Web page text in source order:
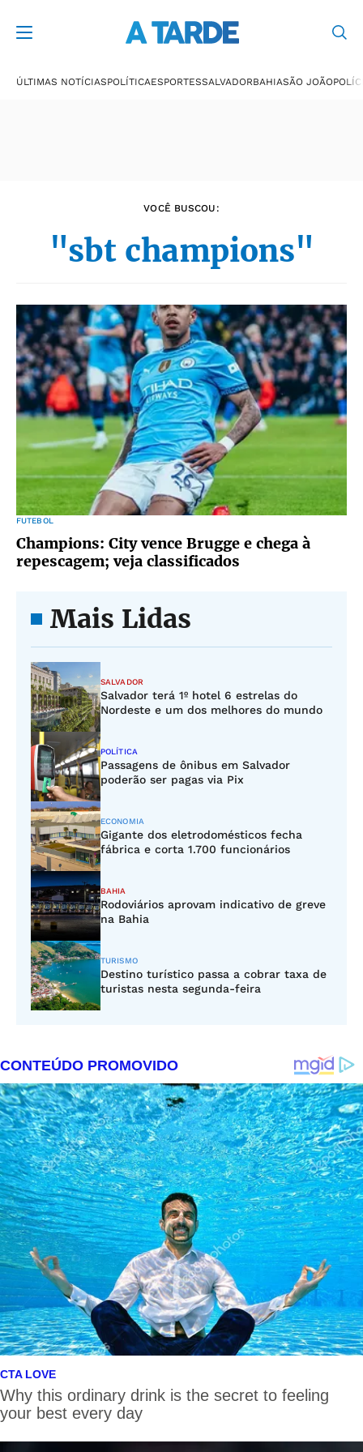
ÚLTIMAS NOTÍCIASPOLÍTICAESPORTESSALVADORBAHIASÃO JOÃO
VOCÊ BUSCOU:
"sbt champions"
FUTEBOL
Champions: City vence Brugge e chega à
repescagem; veja classificados
Mais Lidas
SALVADOR
Salvador terá 1º hotel 6 estrelas do
Nordeste e um dos melhores do mundo
POLÍTICA
Passagens de ônibus em Salvador
poderão ser pagas via Pix
ECONOMIA
Gigante dos eletrodomésticos fecha
fábrica e corta 1.700 funcionários
BAHIA
Rodoviários aprovam indicativo de greve
na Bahia
TURISMO
Destino turístico passa a cobrar taxa de
turistas nesta segunda-feira